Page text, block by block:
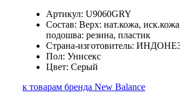
Артикул: U9060GRY
Состав: Верх: нат.кожа,
подошва: резина, пластик
Страна-изготовитель:
Пол: Унисекс
Цвет: Серый
к товарам бренда New Balance